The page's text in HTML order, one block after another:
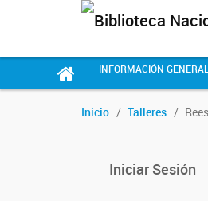
INFORMACIÓN GENERAL
Inicio Talleres
Iniciar Sesión